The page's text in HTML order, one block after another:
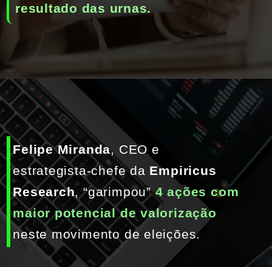
resultado das urnas.
Felipe Miranda, CEO e
estrategista-chefe da Empiricus
Research, “garimpou” 4 ações com
maior potencial de valorização
neste movimento de eleições.